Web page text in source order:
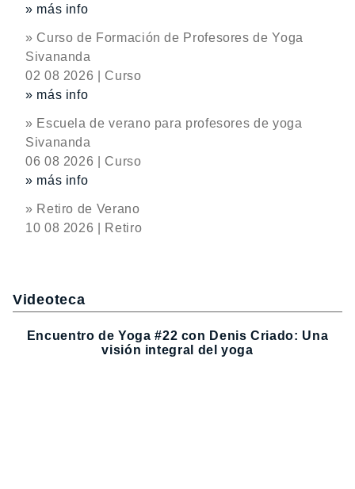
» más info
» Curso de Formación de Profesores de Yoga
Sivananda
02 08 2026 | Curso
» más info
» Escuela de verano para profesores de yoga
Sivananda
06 08 2026 | Curso
» más info
» Retiro de Verano
10 08 2026 | Retiro
Videoteca
Encuentro de Yoga #22 con Denis Criado: Una
visión integral del yoga